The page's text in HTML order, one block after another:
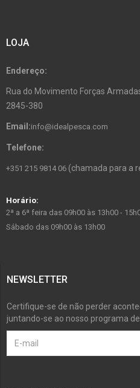
LOJA
Endereço:
Rua do Movimento Forças
2845-380
Email:info@idealpesca.com
Telefone:
+351 215 9814 06 (chamada para a
Horário:
2ª a 6ª feira das 09h00 às 13h00 -
Sábado das 09h00 às 13h00
NEWSLETTER
Certifique-se de não perder
juntando-se ao nosso programa